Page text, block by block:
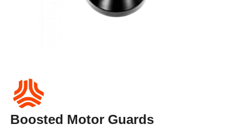
Boosted Motor Guards